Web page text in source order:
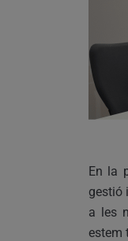
En la
gestió
a les
estem